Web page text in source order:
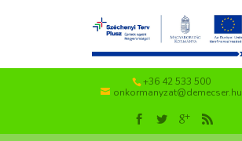
+36 42 533 500
onkormanyzat@demecser.hu